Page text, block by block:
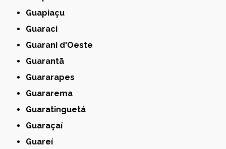
Guapiaçu
Guaraci
Guarani d'Oeste
Guarantã
Guararapes
Guararema
Guaratinguetá
Guaraçaí
Guareí